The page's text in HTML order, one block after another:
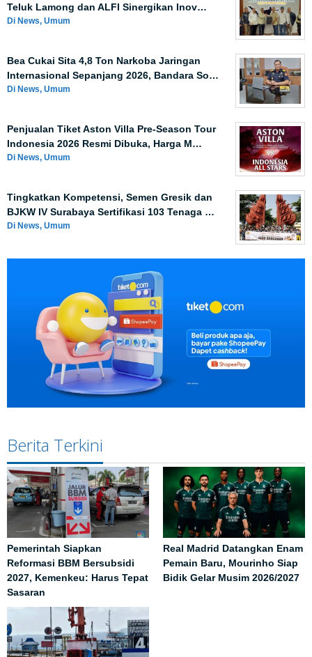
Teluk Lamong dan ALFI Sinergikan Inov…
Di News, Umum
Bea Cukai Sita 4,8 Ton Narkoba Jaringan
Internasional Sepanjang 2026, Bandara So…
Di News, Umum
Penjualan Tiket Aston Villa Pre-Season Tour
Indonesia 2026 Resmi Dibuka, Harga M…
Di News, Umum
Tingkatkan Kompetensi, Semen Gresik dan
BJKW IV Surabaya Sertifikasi 103 Tenaga …
Di News, Umum
Berita Terkini
Pemerintah Siapkan
Reformasi BBM Bersubsidi
2027, Kemenkeu: Harus Tepat
Sasaran
Real Madrid Datangkan Enam
Pemain Baru, Mourinho Siap
Bidik Gelar Musim 2026/2027